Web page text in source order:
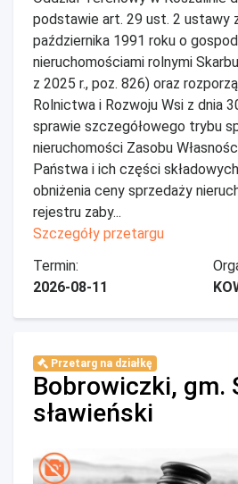
podstawie art. 29 ust. 2 ustawy
października 1991 roku o
nieruchomościami rolnymi
z 2025 r., poz. 826) oraz
Rolnictwa i Rozwoju Wsi z dnia
sprawie szczegółowego trybu
nieruchomości Zasobu
Państwa i ich części
obniżenia ceny sprzedaży
rejestru zaby...
Szczegóły przetargu
Termin:
2026-08-11
Przetarg na działkę
Bobrowiczki, gm.
sławieński